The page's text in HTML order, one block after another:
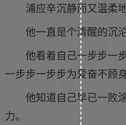
浦应辛沉静而又温柔
他一直是个清醒的沉
他看着自己一步步一
一步步一步步为爱奋不顾身
他知道自己早已一败
力。